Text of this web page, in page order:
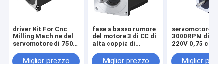
driver Kit For Cnc
Milling Machine del
servomotore di 750W
Miglior prezzo
fase a basso rumore
del motore 3 di CC di
alta coppia di
del motore di CNC
Miglior prezzo
servomotore
3000RPM di
220V 0,75
Miglior